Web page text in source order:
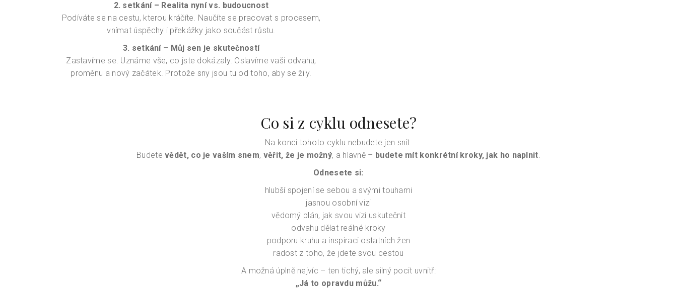
2. setkání – Realita nyní vs. budoucnost
Podíváte se na cestu, kterou kráčíte. Naučíte se pracovat s procesem,
vnímat úspěchy i překážky jako součást růstu.
3. setkání – Můj sen je skutečností
Zastavíme se. Uznáme vše, co jste dokázaly. Oslavíme vaši odvahu,
proměnu a nový začátek. Protože sny jsou tu od toho, aby se žily.
Co si z cyklu odnesete?
Na konci tohoto cyklu nebudete jen snít.
Budetevědět, co je vaším snem, věřit, že je možný, a hlavně – budete mít konkrétní kroky, jak ho naplnit.
Odnesete si:
hlubší spojení se sebou a svými touhami
jasnou osobní vizi
vědomý plán, jak svou vizi uskutečnit
odvahu dělat reálné kroky
podporu kruhu a inspiraci ostatních žen
radost z toho, že jdete svou cestou
A možná úplně nejvíc – ten tichý, ale silný pocit uvnitř:
„Já to opravdu můžu.“